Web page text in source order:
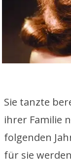
Sie tanzte
ihrer Familie
folgenden
für sie